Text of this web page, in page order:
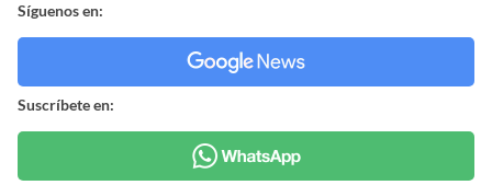
Síguenos en:
Suscríbete en: